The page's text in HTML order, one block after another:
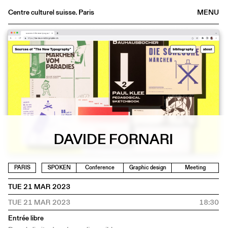
MENU
Centre culturel suisse. Paris
Agenda
Bookshop
Buvette
Archives
Medias
Publications
DAVIDE FORNARI
PARIS SPOKEN Conference Graphic design Meeting
TUE 21 MAR 2023
TUE 21 MAR 2023
18:30
Entrée libre